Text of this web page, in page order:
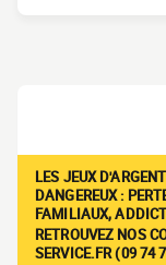
LES JEUX
DANGEREUX :
FAMILIAUX,
RETROUVEZ NOS
SERVICE.FR (09 74